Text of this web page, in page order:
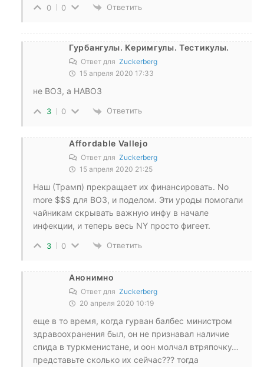
0 0 Ответить
Гурбангулы. Керимгулы. Тестикулы.
Ответ для Zuckerberg
15 апреля 2020 17:33
не ВОЗ, а НАВОЗ
3 0 Ответить
Affordable Vallejo
Ответ для Zuckerberg
15 апреля 2020 21:25
Наш (Трамп) прекращает их финансировать. No
more $$$ для ВОЗ, и поделом. Эти уроды помогали
чайникам скрывать важную инфу в начале
инфекции, и теперь весь NY просто фигеет.
3 0 Ответить
Анонимно
Ответ для Zuckerberg
20 апреля 2020 10:19
еще в то время, когда гурван балбес министром
здравоохранения был, он не признавал наличие
спида в туркменистане, и оон молчал втряпочку…
представьте сколько их сейчас??? тогда